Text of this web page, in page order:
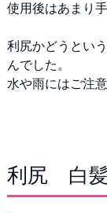
使用後はあまり
利尻かどうとい
んでした。
水や雨にはご注意
利尻 白